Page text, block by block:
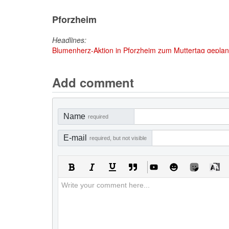
Pforzheim
Headlines:
Blumenherz-Aktion in Pforzheim zum Muttertag
Add comment
Name required
E-mail required, but not visible